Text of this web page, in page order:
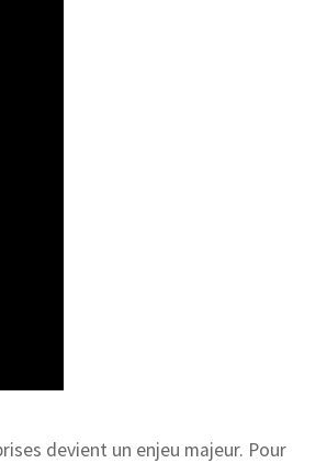
devient un enjeu majeur. Pour